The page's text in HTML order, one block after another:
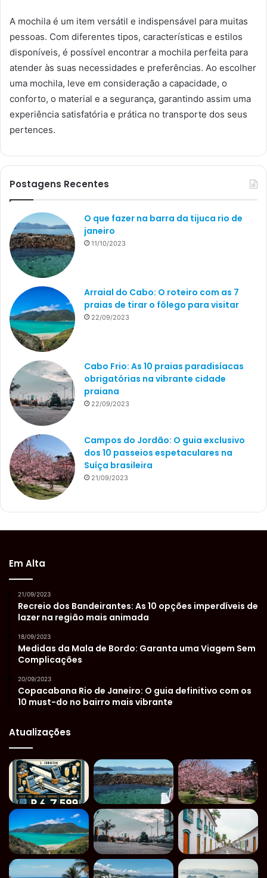
A mochila é um item versátil e indispensável para muitas
pessoas. Com diferentes tipos, características e estilos
disponíveis, é possível encontrar a mochila perfeita para
atender às suas necessidades e preferências. Ao escolher
uma mochila, leve em consideração a capacidade, o
conforto, o material e a segurança, garantindo assim uma
experiência satisfatória e prática no transporte dos seus
pertences.
Postagens Recentes
O que fazer na barra da tijuca rio de
janeiro
11/10/2023
Arraial do Cabo: O roteiro com as 7
praias de tirar o fôlego para visitar
22/09/2023
Cabo Frio: As 10 praias paradisíacas
obrigatórias na vibrante cidade
praiana
22/09/2023
Campos do Jordão: O guia exclusivo
dos 10 passeios espetaculares na
Suíça brasileira
21/09/2023
Em Alta
21/09/2023
Recreio dos Bandeirantes: As 10 opções imperdíveis de
lazer na região mais animada
18/09/2023
Medidas da Mala de Bordo: Garanta uma Viagem Sem
Complicações
20/09/2023
Copacabana Rio de Janeiro: O guia definitivo com os
10 must-do no bairro mais vibrante
Atualizações